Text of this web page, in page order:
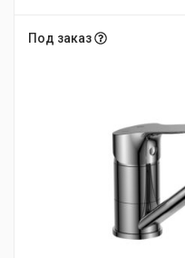
Под заказ